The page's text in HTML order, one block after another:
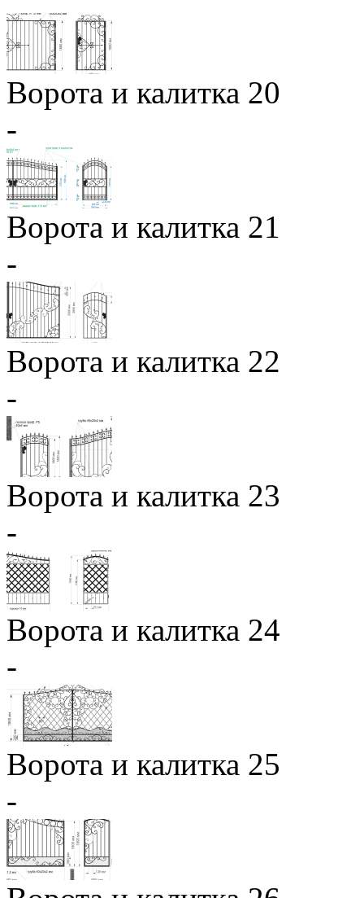
Ворота и калитка 20
-
Ворота и калитка 21
-
Ворота и калитка 22
-
Ворота и калитка 23
-
Ворота и калитка 24
-
Ворота и калитка 25
-